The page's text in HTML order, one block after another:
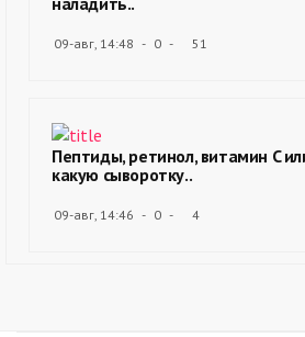
09-авг, 14:48 0 51
Пептиды, ретинол, витамин C
какую сыворотку..
09-авг, 14:46 0 4